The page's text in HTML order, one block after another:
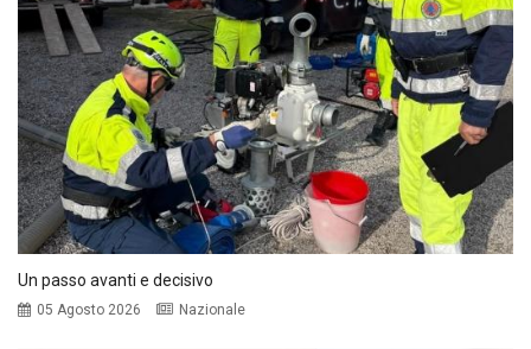
Un passo avanti e decisivo
05 Agosto 2026 Nazionale